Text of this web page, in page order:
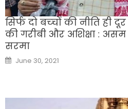
सिर्फ दो बच्‍चों की नीति ही
की गरीबी और अशिक्षा :
सरमा
Posted
on
June 30, 2021